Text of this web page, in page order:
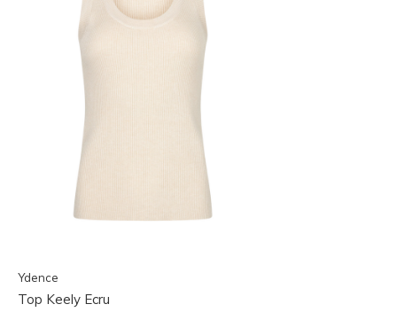
Ydence
Top Keely Ecru